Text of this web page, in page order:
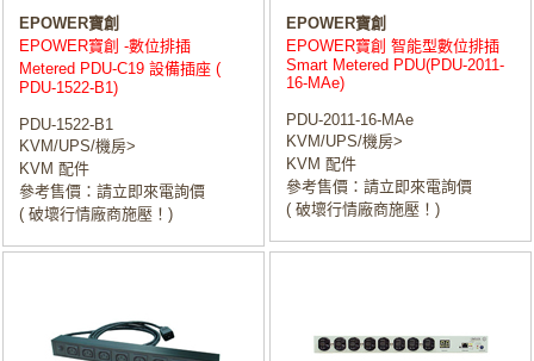
EPOWER寶創
EPOWER寶創 -數位排插
Metered PDU-C19 設備插座 (
PDU-1522-B1)
PDU-1522-B1
KVM/UPS/機房>
KVM 配件
參考售價：請立即來電詢價
( 破壞行情廠商施壓！)
EPOWER寶創
EPOWER寶創 智能型數位排插
Smart Metered PDU(PDU-2011-
16-MAe)
PDU-2011-16-MAe
KVM/UPS/機房>
KVM 配件
參考售價：請立即來電詢價
( 破壞行情廠商施壓！)